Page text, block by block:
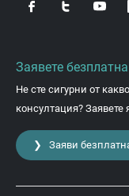
Заявете
Не сте сигурни от
консултация? Заявете
❯ Заяви